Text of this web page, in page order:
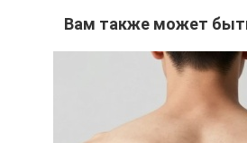
Вам также может